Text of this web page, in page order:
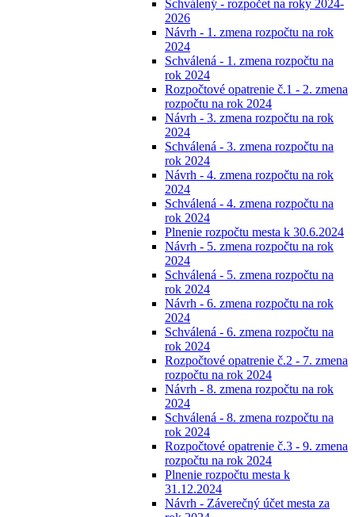
Schválený - rozpočet na roky 2024-
2026
Návrh - 1. zmena rozpočtu na rok
2024
Schválená - 1. zmena rozpočtu na
rok 2024
Rozpočtové opatrenie č.1 - 2. zmena
rozpočtu na rok 2024
Návrh - 3. zmena rozpočtu na rok
2024
Schválená - 3. zmena rozpočtu na
rok 2024
Návrh - 4. zmena rozpočtu na rok
2024
Schválená - 4. zmena rozpočtu na
rok 2024
Plnenie rozpočtu mesta k 30.6.2024
Návrh - 5. zmena rozpočtu na rok
2024
Schválená - 5. zmena rozpočtu na
rok 2024
Návrh - 6. zmena rozpočtu na rok
2024
Schválená - 6. zmena rozpočtu na
rok 2024
Rozpočtové opatrenie č.2 - 7. zmena
rozpočtu na rok 2024
Návrh - 8. zmena rozpočtu na rok
2024
Schválená - 8. zmena rozpočtu na
rok 2024
Rozpočtové opatrenie č.3 - 9. zmena
rozpočtu na rok 2024
Plnenie rozpočtu mesta k
31.12.2024
Návrh - Záverečný účet mesta za